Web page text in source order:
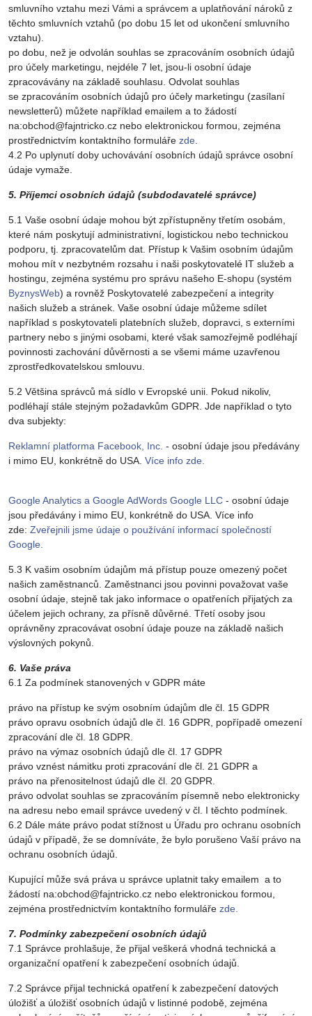
smluvního vztahu mezi Vámi a správcem a uplatňování nároků z
těchto smluvních vztahů (po dobu 15 let od ukončení smluvního
vztahu).
po dobu, než je odvolán souhlas se zpracováním osobních údajů
pro účely marketingu, nejdéle 7 let, jsou-li osobní údaje
zpracovávány na základě souhlasu. Odvolat souhlas
se zpracováním osobních údajů pro účely marketingu (zasílaní
newsletterů) můžete například emailem a to žádostí
na:obchod@fajntricko.cz nebo elektronickou formou, zejména
prostřednictvím kontaktního formuláře zde
4.2 Po uplynutí doby uchovávání osobních údajů správce osobní
údaje vymaže.
5. Příjemci osobních údajů (subdodavatelé správce)
5.1 Vaše osobní údaje mohou být zpřístupněny třetím osobám,
které nám poskytují administrativní, logistickou nebo technickou
podporu, tj. zpracovatelům dat. Přístup k Vašim osobním údajům
mohou mít v nezbytném rozsahu i naši poskytovatelé IT služeb a
hostingu, zejména systému pro správu našeho E-shopu (systém
ByznysWeb) a rovněž Poskytovatelé zabezpečení a integrity
našich služeb a stránek. Vaše osobní údaje můžeme sdílet
například s poskytovateli platebních služeb, dopravci, s externími
partnery nebo s jinými osobami, které však samozřejmě podléhají
povinnosti zachování důvěrnosti a se všemi máme uzavřenou
zprostředkovatelskou smlouvu.
5.2 Většina správců má sídlo v Evropské unii. Pokud nikoliv,
podléhají stále stejným požadavkům GDPR. Jde například o tyto
dva subjekty:
Reklamní platforma Facebook, Inc. - osobní údaje jsou předávány
i mimo EU, konkrétně do USA. Více info zde.
Google Analytics a Google AdWords Google LLC - osobní údaje
jsou předávány i mimo EU, konkrétně do USA. Více info
zde: Zveřejnili jsme údaje o používání informací společností
Google.
5.3 K vašim osobním údajům má přístup pouze omezený počet
našich zaměstnanců. Zaměstnanci jsou povinni považovat vaše
osobní údaje, stejně tak jako informace o opatřeních přijatých za
účelem jejich ochrany, za přísně důvěrné. Třetí osoby jsou
oprávněny zpracovávat osobní údaje pouze na základě našich
výslovných pokynů.
6. Vaše práva
6.1 Za podmínek stanovených v GDPR máte
právo na přístup ke svým osobním údajům dle čl. 15 GDPR
právo opravu osobních údajů dle čl. 16 GDPR, popřípadě omezení
zpracování dle čl. 18 GDPR.
právo na výmaz osobních údajů dle čl. 17 GDPR
právo vznést námitku proti zpracování dle čl. 21 GDPR a
právo na přenositelnost údajů dle čl. 20 GDPR.
právo odvolat souhlas se zpracováním písemně nebo elektronicky
na adresu nebo email správce uvedený v čl. I těchto podmínek.
6.2 Dále máte právo podat stížnost u Úřadu pro ochranu osobních
údajů v případě, že se domníváte, že bylo porušeno Vaší právo na
ochranu osobních údajů.
Kupující může svá práva u správce uplatnit taky emailem a to
žádostí na:obchod@fajntricko.cz nebo elektronickou formou,
zejména prostřednictvím kontaktního formuláře zde.
7. Podmínky zabezpečení osobních údajů
7.1 Správce prohlašuje, že přijal veškerá vhodná technická a
organizační opatření k zabezpečení osobních údajů.
7.2 Správce přijal technická opatření k zabezpečení datových
úložišť a úložišť osobních údajů v listinné podobě, zejména